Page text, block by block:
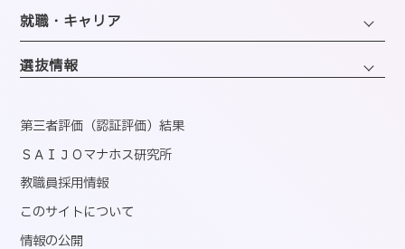
情報・AIライフコース
医療事務コンピュータコース
ホテル・ホスピタリティコース
エアライン・ホスピタリティコース
ブライダル・コーディネートコース
韓国語コミュニケーションコース
就職・キャリア
キャリアサポートセンター
資格取得
国内インターンシップ・課外研修
産官学連携
内定者速報
選抜情報
第三者評価（認証評価）結果
ＳＡＩＪＯマナホス研究所
教職員採用情報
このサイトについて
情報の公開